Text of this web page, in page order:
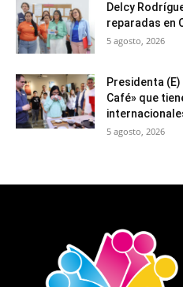
Delcy
reparadas en
5 agosto, 2026
Presidenta
Café» que
5 agosto, 2026